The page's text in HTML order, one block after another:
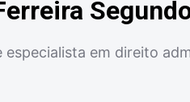
em direito